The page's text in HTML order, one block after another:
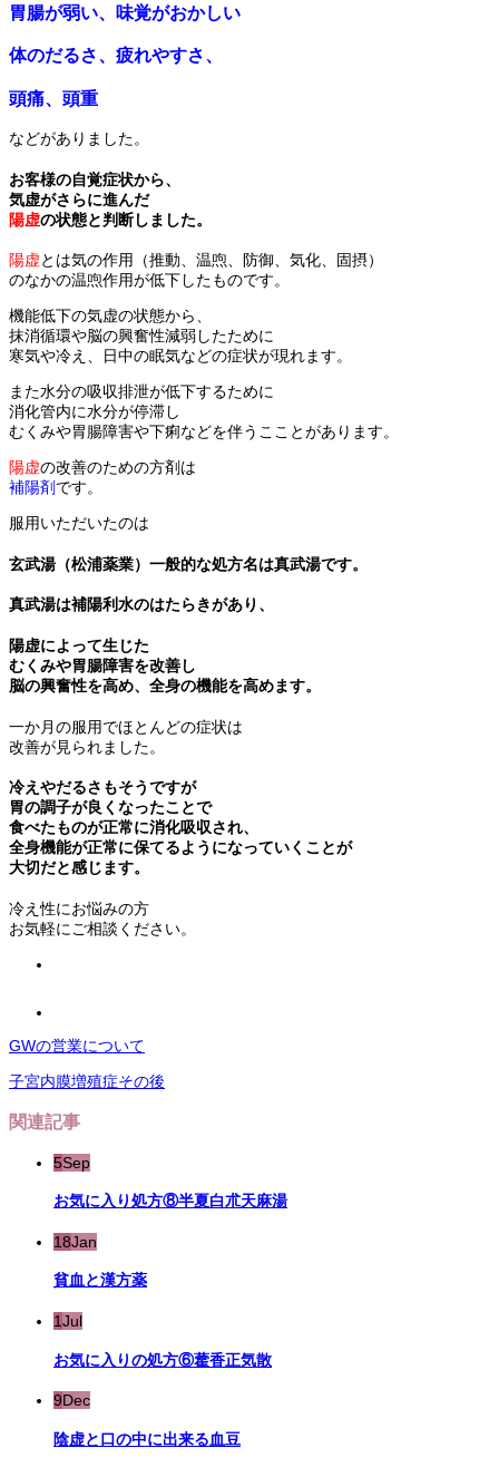
胃腸が弱い、味覚がおかしい
体のだるさ、疲れやすさ、
頭痛、頭重
などがありました。
お客様の自覚症状から、
気虚がさらに進んだ
陽虚の状態と判断しました。
陽虚とは気の作用（推動、温喣、防御、気化、固摂）
のなかの温喣作用が低下したものです。
機能低下の気虚の状態から、
抹消循環や脳の興奮性減弱したために
寒気や冷え、日中の眠気などの症状が現れます。
また水分の吸収排泄が低下するために
消化管内に水分が停滞し
むくみや胃腸障害や下痢などを伴うこことがあります。
陽虚の改善のための方剤は
補陽剤 です。
服用いただいたのは
玄武湯（松浦薬業）一般的な処方名は真武湯です。
真武湯は補陽利水のはたらきがあり、
陽虚によって生じた
むくみや胃腸障害を改善し
脳の興奮性を高め、全身の機能を高めます。
一か月の服用でほとんどの症状は
改善が見られました。
冷えやだるさもそうですが
胃の調子が良くなったことで
食べたものが正常に消化吸収され、
全身機能が正常に保てるようになっていくことが
大切だと感じます。
冷え性にお悩みの方
お気軽にご相談ください。
GWの営業について
子宮内膜増殖症その後
関連記事
5Sep
お気に入り処方⑧半夏白朮天麻湯
18Jan
貧血と漢方薬
1Jul
お気に入りの処方⑥藿香正気散
9Dec
陰虚と口の中に出来る血豆